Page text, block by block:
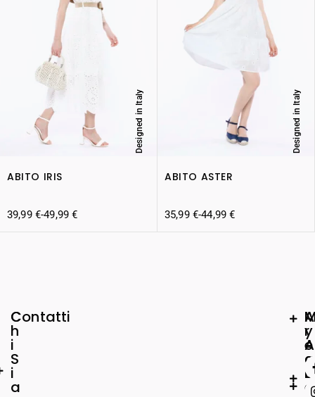
ABITO IRIS
Designed in Italy
39,99 €-49,99€
ABITO ASTER
Designed in Italy
35,99 €-44,99€
C
h
i
S
i
a
Contatti A
r
e
a
L
e
y
A
c
c
o